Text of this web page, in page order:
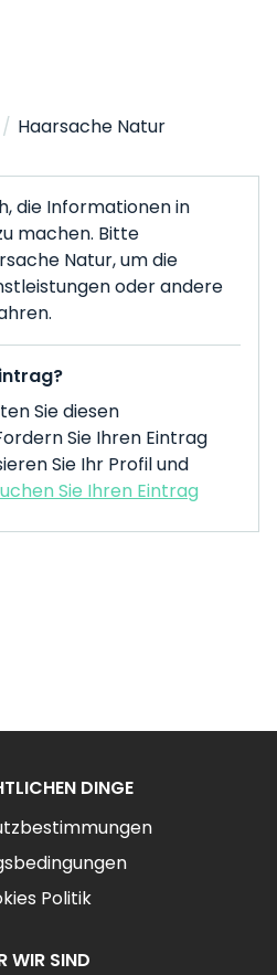
/ Haarsache Natur
die Informationen in
machen. Bitte
Natur, um die
oder andere
Sie diesen
Sie Ihren Eintrag
Sie Ihr Profil und
Sie Ihren Eintrag
DINGE
Politik
WIR SIND